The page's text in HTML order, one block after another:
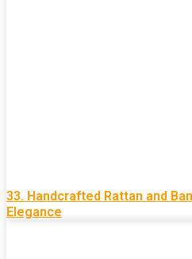
33. Handcrafted Rattan and
Elegance